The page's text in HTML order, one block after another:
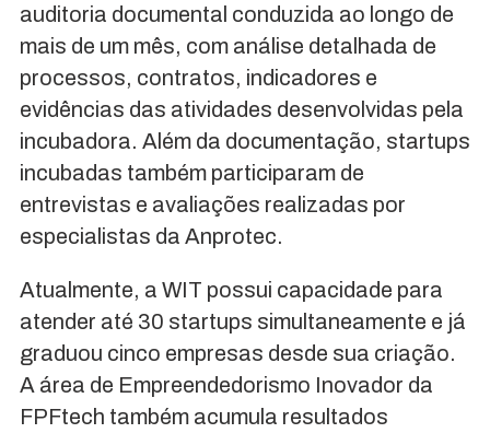
auditoria documental conduzida ao longo de
mais de um mês, com análise detalhada de
processos, contratos, indicadores e
evidências das atividades desenvolvidas pela
incubadora. Além da documentação, startups
incubadas também participaram de
entrevistas e avaliações realizadas por
especialistas da Anprotec.
Atualmente, a WIT possui capacidade para
atender até 30 startups simultaneamente e já
graduou cinco empresas desde sua criação.
A área de Empreendedorismo Inovador da
FPFtech também acumula resultados